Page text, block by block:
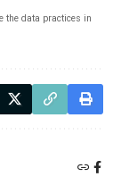
the data practices in